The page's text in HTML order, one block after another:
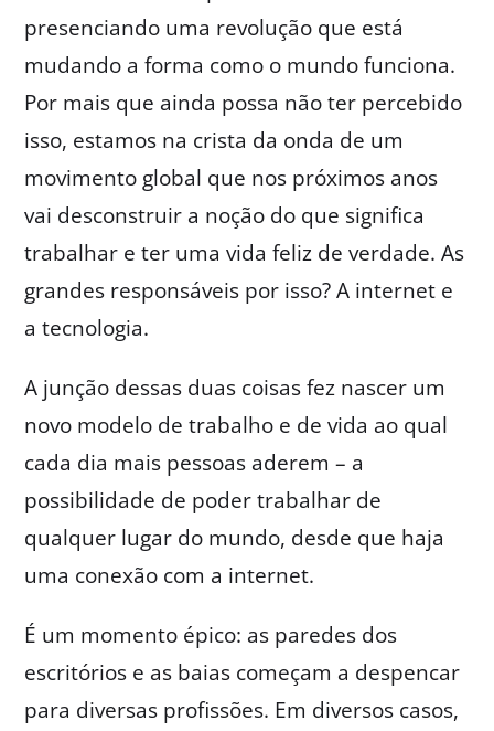
presenciando uma revolução que está
mudando a forma como o mundo funciona.
Por mais que ainda possa não ter percebido
isso, estamos na crista da onda de um
movimento global que nos próximos anos
vai desconstruir a noção do que significa
trabalhar e ter uma vida feliz de verdade. As
grandes responsáveis por isso? A internet e
a tecnologia.
A junção dessas duas coisas fez nascer um
novo modelo de trabalho e de vida ao qual
cada dia mais pessoas aderem – a
possibilidade de poder trabalhar de
qualquer lugar do mundo, desde que haja
uma conexão com a internet.
É um momento épico: as paredes dos
escritórios e as baias começam a despencar
para diversas profissões. Em diversos casos,